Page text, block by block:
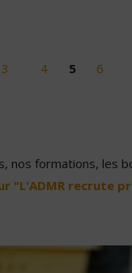
3 4 5 6
nos formations, les
"L'ADMR recrute